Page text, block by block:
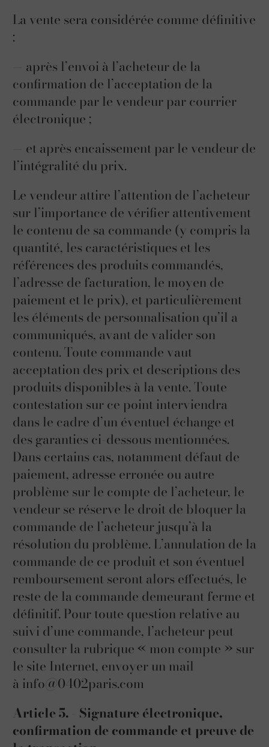
La vente sera considérée comme définitive
:
— après l’envoi à l’acheteur de la
confirmation de l’acceptation de la
commande par le vendeur par courrier
électronique ;
— et après encaissement par le vendeur de
l’intégralité du prix.
Le vendeur attire l’attention de l’acheteur
sur l’importance de vérifier attentivement
le contenu de sa commande (y compris la
quantité, les caractéristiques et les
références des produits commandés,
l’adresse de facturation, le moyen de
paiement et le prix), et particulièrement
les éléments de personnalisation qu’il a
communiqués, avant de valider son
contenu. Toute commande vaut
acceptation des prix et descriptions des
produits disponibles à la vente. Toute
contestation sur ce point interviendra
dans le cadre d’un éventuel échange et
des garanties ci-dessous mentionnées.
Dans certains cas, notamment défaut de
paiement, adresse erronée ou autre
problème sur le compte de l’acheteur, le
vendeur se réserve le droit de bloquer la
commande de l’acheteur jusqu’à la
résolution du problème. L’annulation de la
commande de ce produit et son éventuel
remboursement seront alors effectués, le
reste de la commande demeurant ferme et
définitif. Pour toute question relative au
suivi d’une commande, l’acheteur peut
consulter la rubrique « mon compte » sur
le site Internet, envoyer un mail
à info@0402paris.com
Article 5. - Signature électronique,
confirmation de commande et preuve de